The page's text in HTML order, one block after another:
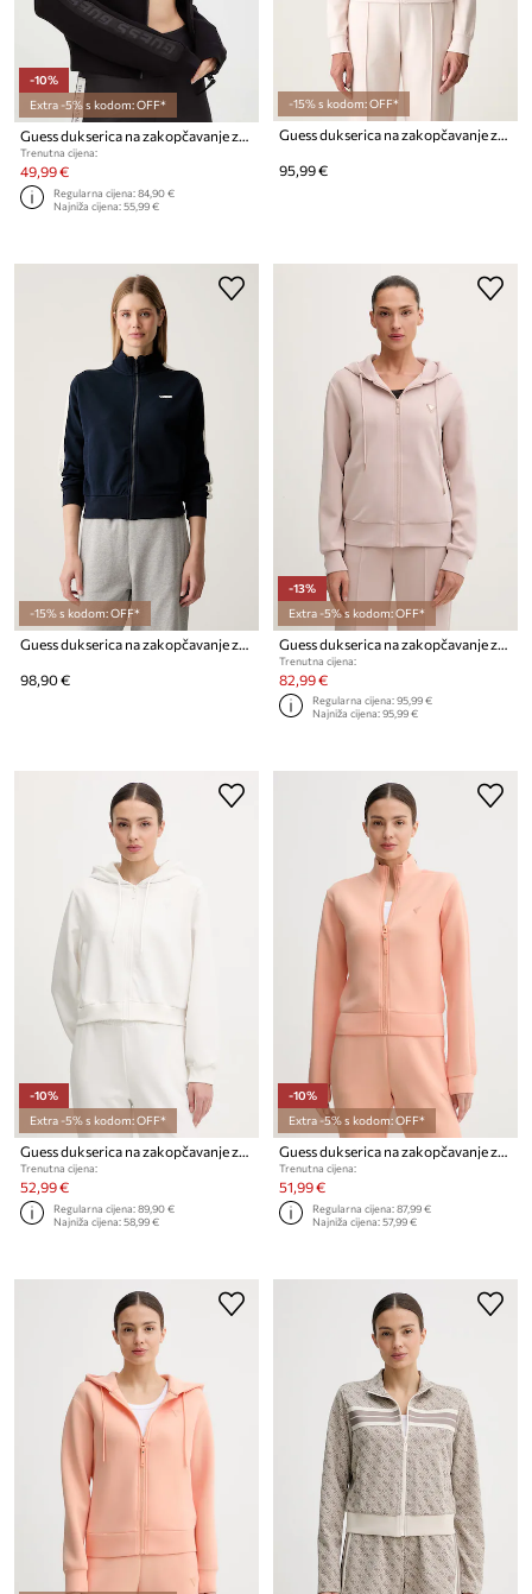
-10%
Extra -5% s kodom: OFF*
Guess dukserica na zakopčavanje za žene s viskozom NEW ALLIE
Trenutna cijena:
49,99 €
Regularna cijena:84,90 €
Najniža cijena:55,99 €
-15% s kodom: OFF*
Guess dukserica na zakopčavanje za žene ARIEL
95,99 €
-15% s kodom: OFF*
Guess dukserica na zakopčavanje za žene s pamukom PHOEBE
98,90 €
-13%
Extra -5% s kodom: OFF*
Guess dukserica na zakopčavanje za žene OLYMPE
Trenutna cijena:
82,99 €
Regularna cijena:95,99 €
Najniža cijena:95,99 €
-10%
Extra -5% s kodom: OFF*
Guess dukserica na zakopčavanje za žene SILVY
Trenutna cijena:
52,99 €
Regularna cijena:89,90 €
Najniža cijena:58,99 €
-10%
Extra -5% s kodom: OFF*
Guess dukserica na zakopčavanje za žene s viskozom NEW ALLIE
Trenutna cijena:
51,99 €
Regularna cijena:87,99 €
Najniža cijena:57,99 €